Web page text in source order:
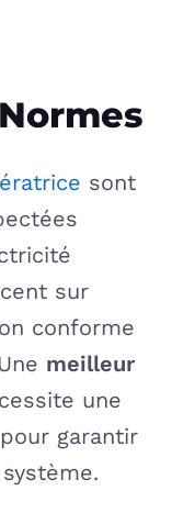
sont
sur
conforme
meilleur
une
garantir